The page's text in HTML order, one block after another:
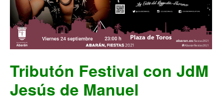
Tributón Festival con JdM
Jesús de Manuel